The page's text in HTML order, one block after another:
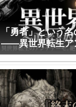
「勇者」という
――異世界転生ア
界転送』全プロッ